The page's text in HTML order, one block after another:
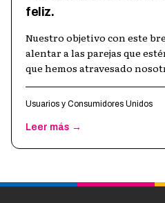
feliz.
Nuestro objetivo con este
alentar a las parejas que
que hemos atravesado
Usuarios y Consumidores Unidos
Leer más →